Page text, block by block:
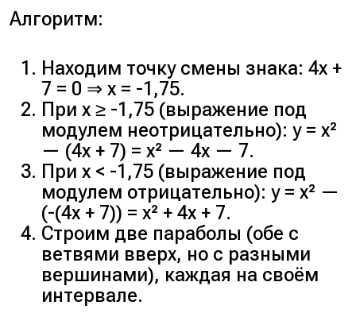
Алгоритм:
Находим точку смены знака: 4x +
7 = 0 ⇒ x = -1,75.
При x ≥ -1,75 (выражение под
модулем неотрицательно): y = x²
— (4x + 7) = x² — 4x — 7.
При x < -1,75 (выражение под
модулем отрицательно): y = x² —
(-(4x + 7)) = x² + 4x + 7.
Строим две параболы (обе с
ветвями вверх, но с разными
вершинами), каждая на своём
интервале.